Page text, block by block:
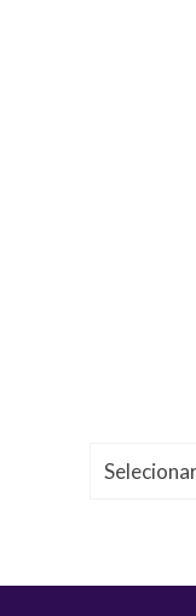
Arquivos